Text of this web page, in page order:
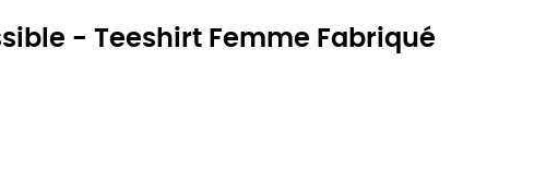
- Teeshirt Femme Fabriqué